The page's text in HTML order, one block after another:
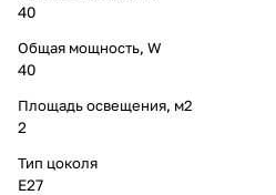
40
Общая мощность, W
40
Площадь освещения, м2
2
Тип цоколя
E27